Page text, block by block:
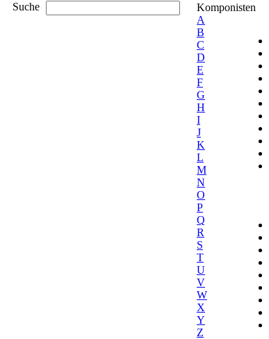
Suche
Komponisten
A
B
C
D
E
F
G
H
I
J
K
L
M
N
O
P
Q
R
S
T
U
V
W
X
Y
Z